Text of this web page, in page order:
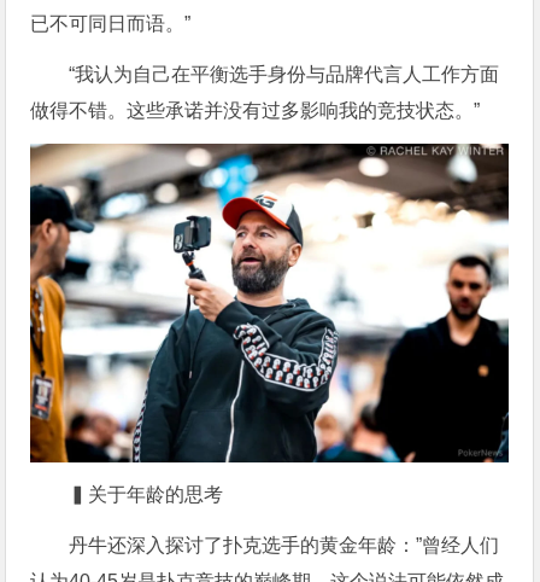
已不可同日而语。”
“我认为自己在平衡选手身份与品牌代言人工作方面
做得不错。这些承诺并没有过多影响我的竞技状态。”
▍关于年龄的思考
丹牛还深入探讨了扑克选手的黄金年龄：”曾经人们